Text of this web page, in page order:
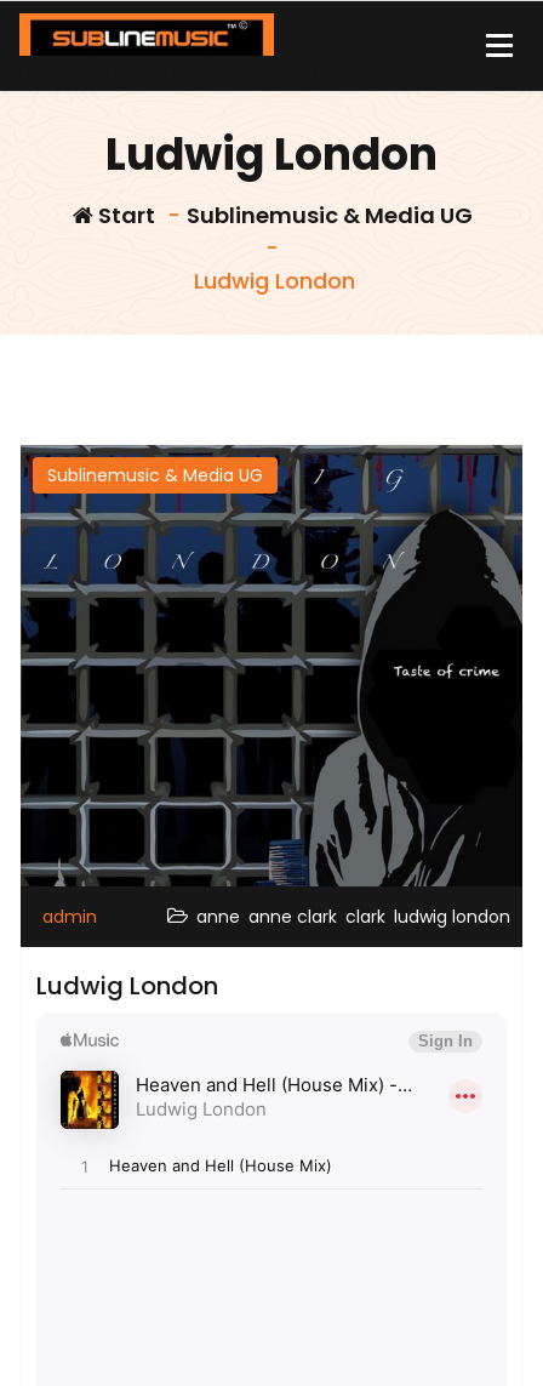
Zum
Inhalt
Ludwig London
Start - Sublinemusic & Media UG
-
Ludwig London
Sublinemusic & Media UG
admin anne anne clark clark ludwig london
Ludwig London